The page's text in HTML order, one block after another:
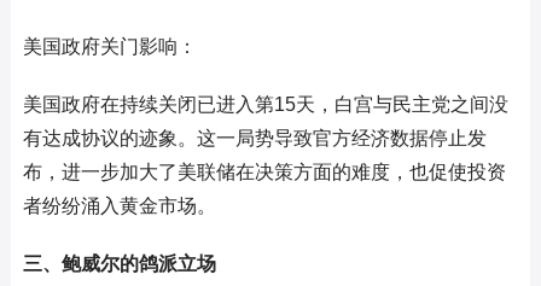
美国政府关门影响：
美国政府在持续关闭已进入第15天，白宫与民主党之间没
有达成协议的迹象。这一局势导致官方经济数据停止发
布，进一步加大了美联储在决策方面的难度，也促使投资
者纷纷涌入黄金市场。
三、鲍威尔的鸽派立场